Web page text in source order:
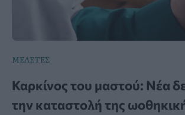
ΜΕΛΕΤΕΣ
Καρκίνος του μαστού: Νέα
την καταστολή της